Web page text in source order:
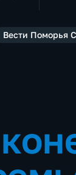
Вести Поморья